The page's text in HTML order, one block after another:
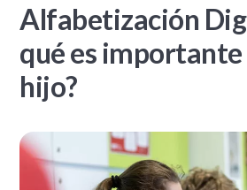
Alfabetización
qué es importante
hijo?